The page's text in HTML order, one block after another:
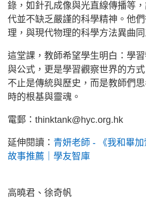
錄，如針孔成像與光直線傳播等
代並不缺乏嚴謹的科學精神。他
理，與現代物理的科學方法異曲同
這堂課，教師希望學生明白：學
與公式，更是學習觀察世界的方
不止是傳統與歷史，而是教師們
時的根基與靈魂。
電郵：thinktank@hyc.org.hk
延伸閱讀： 青妍老師 - 《我和畢
故事推薦｜學友智庫
高曉君、徐奇帆